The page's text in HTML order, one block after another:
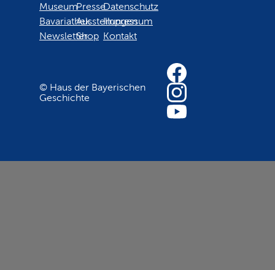
Museum
Bavariathek
Newsletter
Presse
Ausstellungen
Shop
Datenschutz
Impressum
Kontakt
© Haus der Bayerischen
Geschichte